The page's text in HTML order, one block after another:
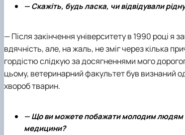
— Скажіть, будь ласка, чи відвідували
— Після закінчення університету в 1990 році
вдячність, але, на жаль, не зміг через кілька
гордістю слідкую за досягненнями мого
цьому, ветеринарний факультет був визнаний
хвороб тварин.
— Що ви можете побажати молодим людям
медицини?